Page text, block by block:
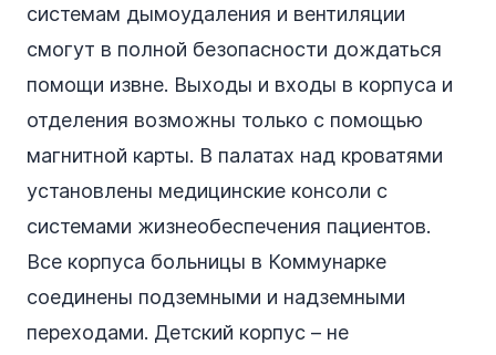
системам дымоудаления и вентиляции
смогут в полной безопасности дождаться
помощи извне. Выходы и входы в корпуса и
отделения возможны только с помощью
магнитной карты. В палатах над кроватями
установлены медицинские консоли с
системами жизнеобеспечения пациентов.
Все корпуса больницы в Коммунарке
соединены подземными и надземными
переходами. Детский корпус – не